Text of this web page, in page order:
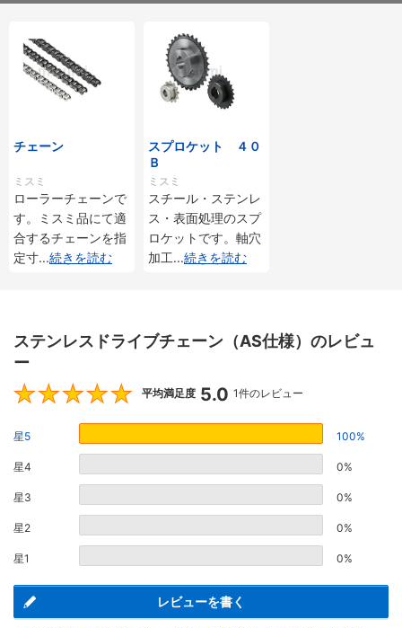
チェーン
ミスミ
ローラーチェーンで
す。ミスミ品にて適
合するチェーンを指
定寸...続きを読む
スプロケット ４０
Ｂ
ミスミ
スチール・ステンレ
ス・表面処理のスプ
ロケットです。軸穴
加工...続きを読む
ステンレスドライブチェーン（AS仕様）のレビュ
ー
5
平均満足度 5.0 1件のレビュー
星5 100%
星4 0%
星3 0%
星2 0%
星1 0%
レビューを書く